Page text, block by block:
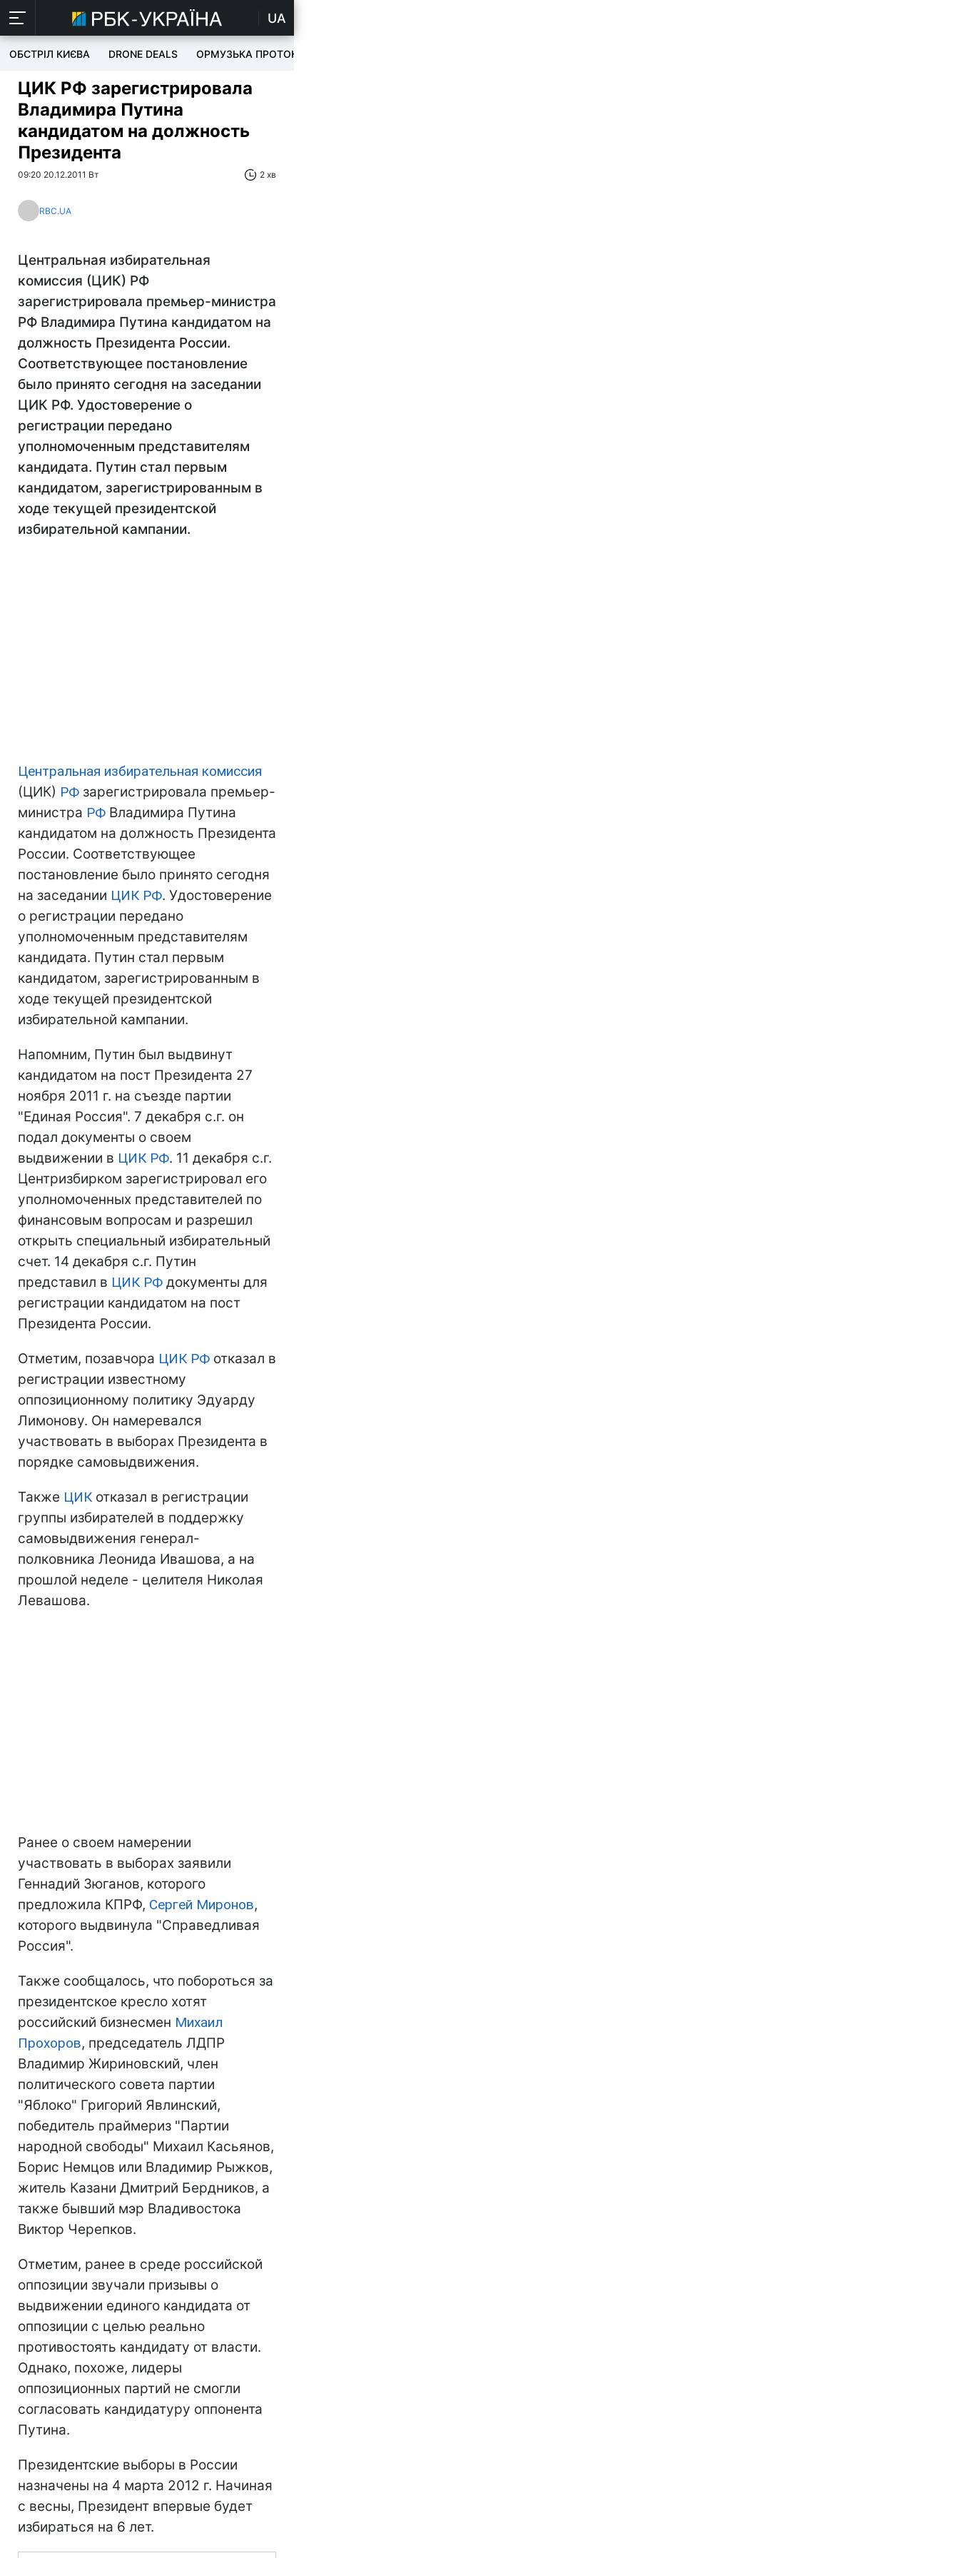
UA
ОБСТРІЛ КИЄВА DRONE DEALS ОРМУЗЬКА ПРОТОКА
ЦИК РФ зарегистрировала
Владимира Путина
кандидатом на должность
Президента
09:20 20.12.2011 Вт 2 хв
RBC.UA
Центральная избирательная
комиссия (ЦИК) РФ
зарегистрировала премьер-министра
РФ Владимира Путина кандидатом на
должность Президента России.
Соответствующее постановление
было принято сегодня на заседании
ЦИК РФ. Удостоверение о
регистрации передано
уполномоченным представителям
кандидата. Путин стал первым
кандидатом, зарегистрированным в
ходе текущей президентской
избирательной кампании.
Центральная избирательная комиссия
(ЦИК) РФ зарегистрировала премьер-
министра РФ Владимира Путина
кандидатом на должность Президента
России. Соответствующее
постановление было принято сегодня
на заседании ЦИК РФ. Удостоверение
о регистрации передано
уполномоченным представителям
кандидата. Путин стал первым
кандидатом, зарегистрированным в
ходе текущей президентской
избирательной кампании.
Напомним, Путин был выдвинут
кандидатом на пост Президента 27
ноября 2011 г. на съезде партии
"Единая Россия". 7 декабря с.г. он
подал документы о своем
выдвижении в ЦИК РФ. 11 декабря с.г.
Центризбирком зарегистрировал его
уполномоченных представителей по
финансовым вопросам и разрешил
открыть специальный избирательный
счет. 14 декабря с.г. Путин
представил в ЦИК РФ документы для
регистрации кандидатом на пост
Президента России.
Отметим, позавчора ЦИК РФ отказал в
регистрации известному
оппозиционному политику Эдуарду
Лимонову. Он намеревался
участвовать в выборах Президента в
порядке самовыдвижения.
Также ЦИКотказал в регистрации
группы избирателей в поддержку
самовыдвижения генерал-
полковника Леонида Ивашова, а на
прошлой неделе - целителя Николая
Левашова.
Ранее о своем намерении
участвовать в выборах заявили
Геннадий Зюганов, которого
предложила КПРФ, Сергей Миронов,
которого выдвинула "Справедливая
Россия".
Также сообщалось, что побороться за
президентское кресло хотят
российский бизнесмен Михаил
Прохоров, председатель ЛДПР
Владимир Жириновский, член
политического совета партии
"Яблоко" Григорий Явлинский,
победитель праймериз "Партии
народной свободы" Михаил Касьянов,
Борис Немцов или Владимир Рыжков,
житель Казани Дмитрий Бердников, а
также бывший мэр Владивостока
Виктор Черепков.
Отметим, ранее в среде российской
оппозиции звучали призывы о
выдвижении единого кандидата от
оппозиции с целью реально
противостоять кандидату от власти.
Однако, похоже, лидеры
оппозиционных партий не смогли
согласовать кандидатуру оппонента
Путина.
Президентские выборы в России
назначены на 4 марта 2012 г. Начиная
с весны, Президент впервые будет
избираться на 6 лет.